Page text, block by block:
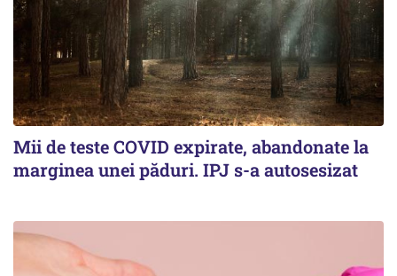
Mii de teste COVID expirate, abandonate la
marginea unei păduri. IPJ s-a autosesizat